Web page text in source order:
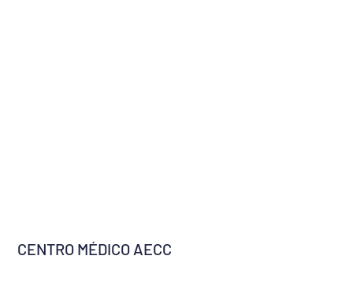
CENTRO MÉDICO AECC